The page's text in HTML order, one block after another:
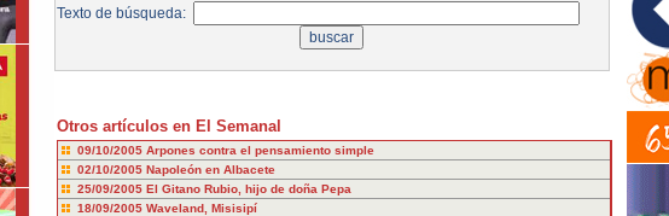
Texto de búsqueda:
Otros artículos en El Semanal
09/10/2005 Arpones contra el pensamiento simple
02/10/2005 Napoleón en Albacete
25/09/2005 El Gitano Rubio, hijo de doña Pepa
18/09/2005 Waveland, Misisipí